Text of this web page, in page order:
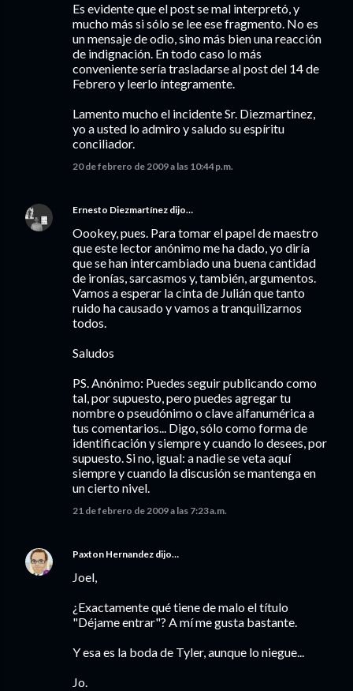
Es evidente que el post se mal interpretó, y
mucho más si sólo se lee ese fragmento. No es
un mensaje de odio, sino más bien una reacción
de indignación. En todo caso lo más
conveniente sería trasladarse al post del 14 de
Febrero y leerlo íntegramente.
Lamento mucho el incidente Sr. Diezmartinez,
yo a usted lo admiro y saludo su espíritu
conciliador.
20 de febrero de 2009 a las 10:44 p.m.
Ernesto Diezmartínez dijo…
Oookey, pues. Para tomar el papel de maestro
que este lector anónimo me ha dado, yo diría
que se han intercambiado una buena cantidad
de ironías, sarcasmos y, también, argumentos.
Vamos a esperar la cinta de Julián que tanto
ruido ha causado y vamos a tranquilizarnos
todos.
Saludos
PS. Anónimo: Puedes seguir publicando como
tal, por supuesto, pero puedes agregar tu
nombre o pseudónimo o clave alfanumérica a
tus comentarios... Digo, sólo como forma de
identificación y siempre y cuando lo desees, por
supuesto. Si no, igual: a nadie se veta aquí
siempre y cuando la discusión se mantenga en
un cierto nivel.
21 de febrero de 2009 a las 7:23 a.m.
Paxton Hernandez dijo…
Joel,
¿Exactamente qué tiene de malo el título
"Déjame entrar"? A mí me gusta bastante.
Y esa es la boda de Tyler, aunque lo niegue...
Jo.